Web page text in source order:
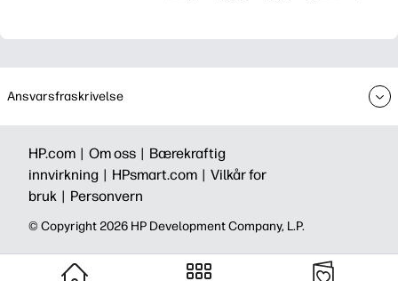
Ansvarsfraskrivelse
HP.com | Om oss | Bærekraftig
innvirkning | HPsmart.com | Vilkår for
bruk | Personvern
© Copyright 2026 HP Development Company, L.P.